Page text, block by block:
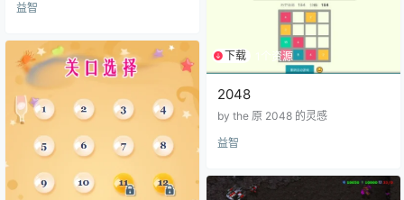
益智
下载 1个资源
2048
by the 原 2048 的灵感
益智